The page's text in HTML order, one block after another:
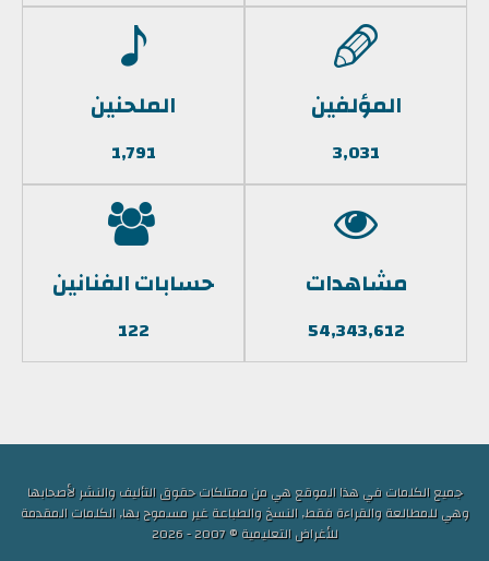
المؤلفين
3,031
الملحنين
1,791
مشاهدات
54,343,612
حسابات الفنانين
122
جميع الكلمات في هذا الموقع هي من ممتلكات حقوق التأليف والنشر لأصحابها
وهي للمطالعة والقراءة فقط, النسخ والطباعة غير مسموح بها, الكلمات المقدمة
للأغراض التعليمية © 2007 - 2026